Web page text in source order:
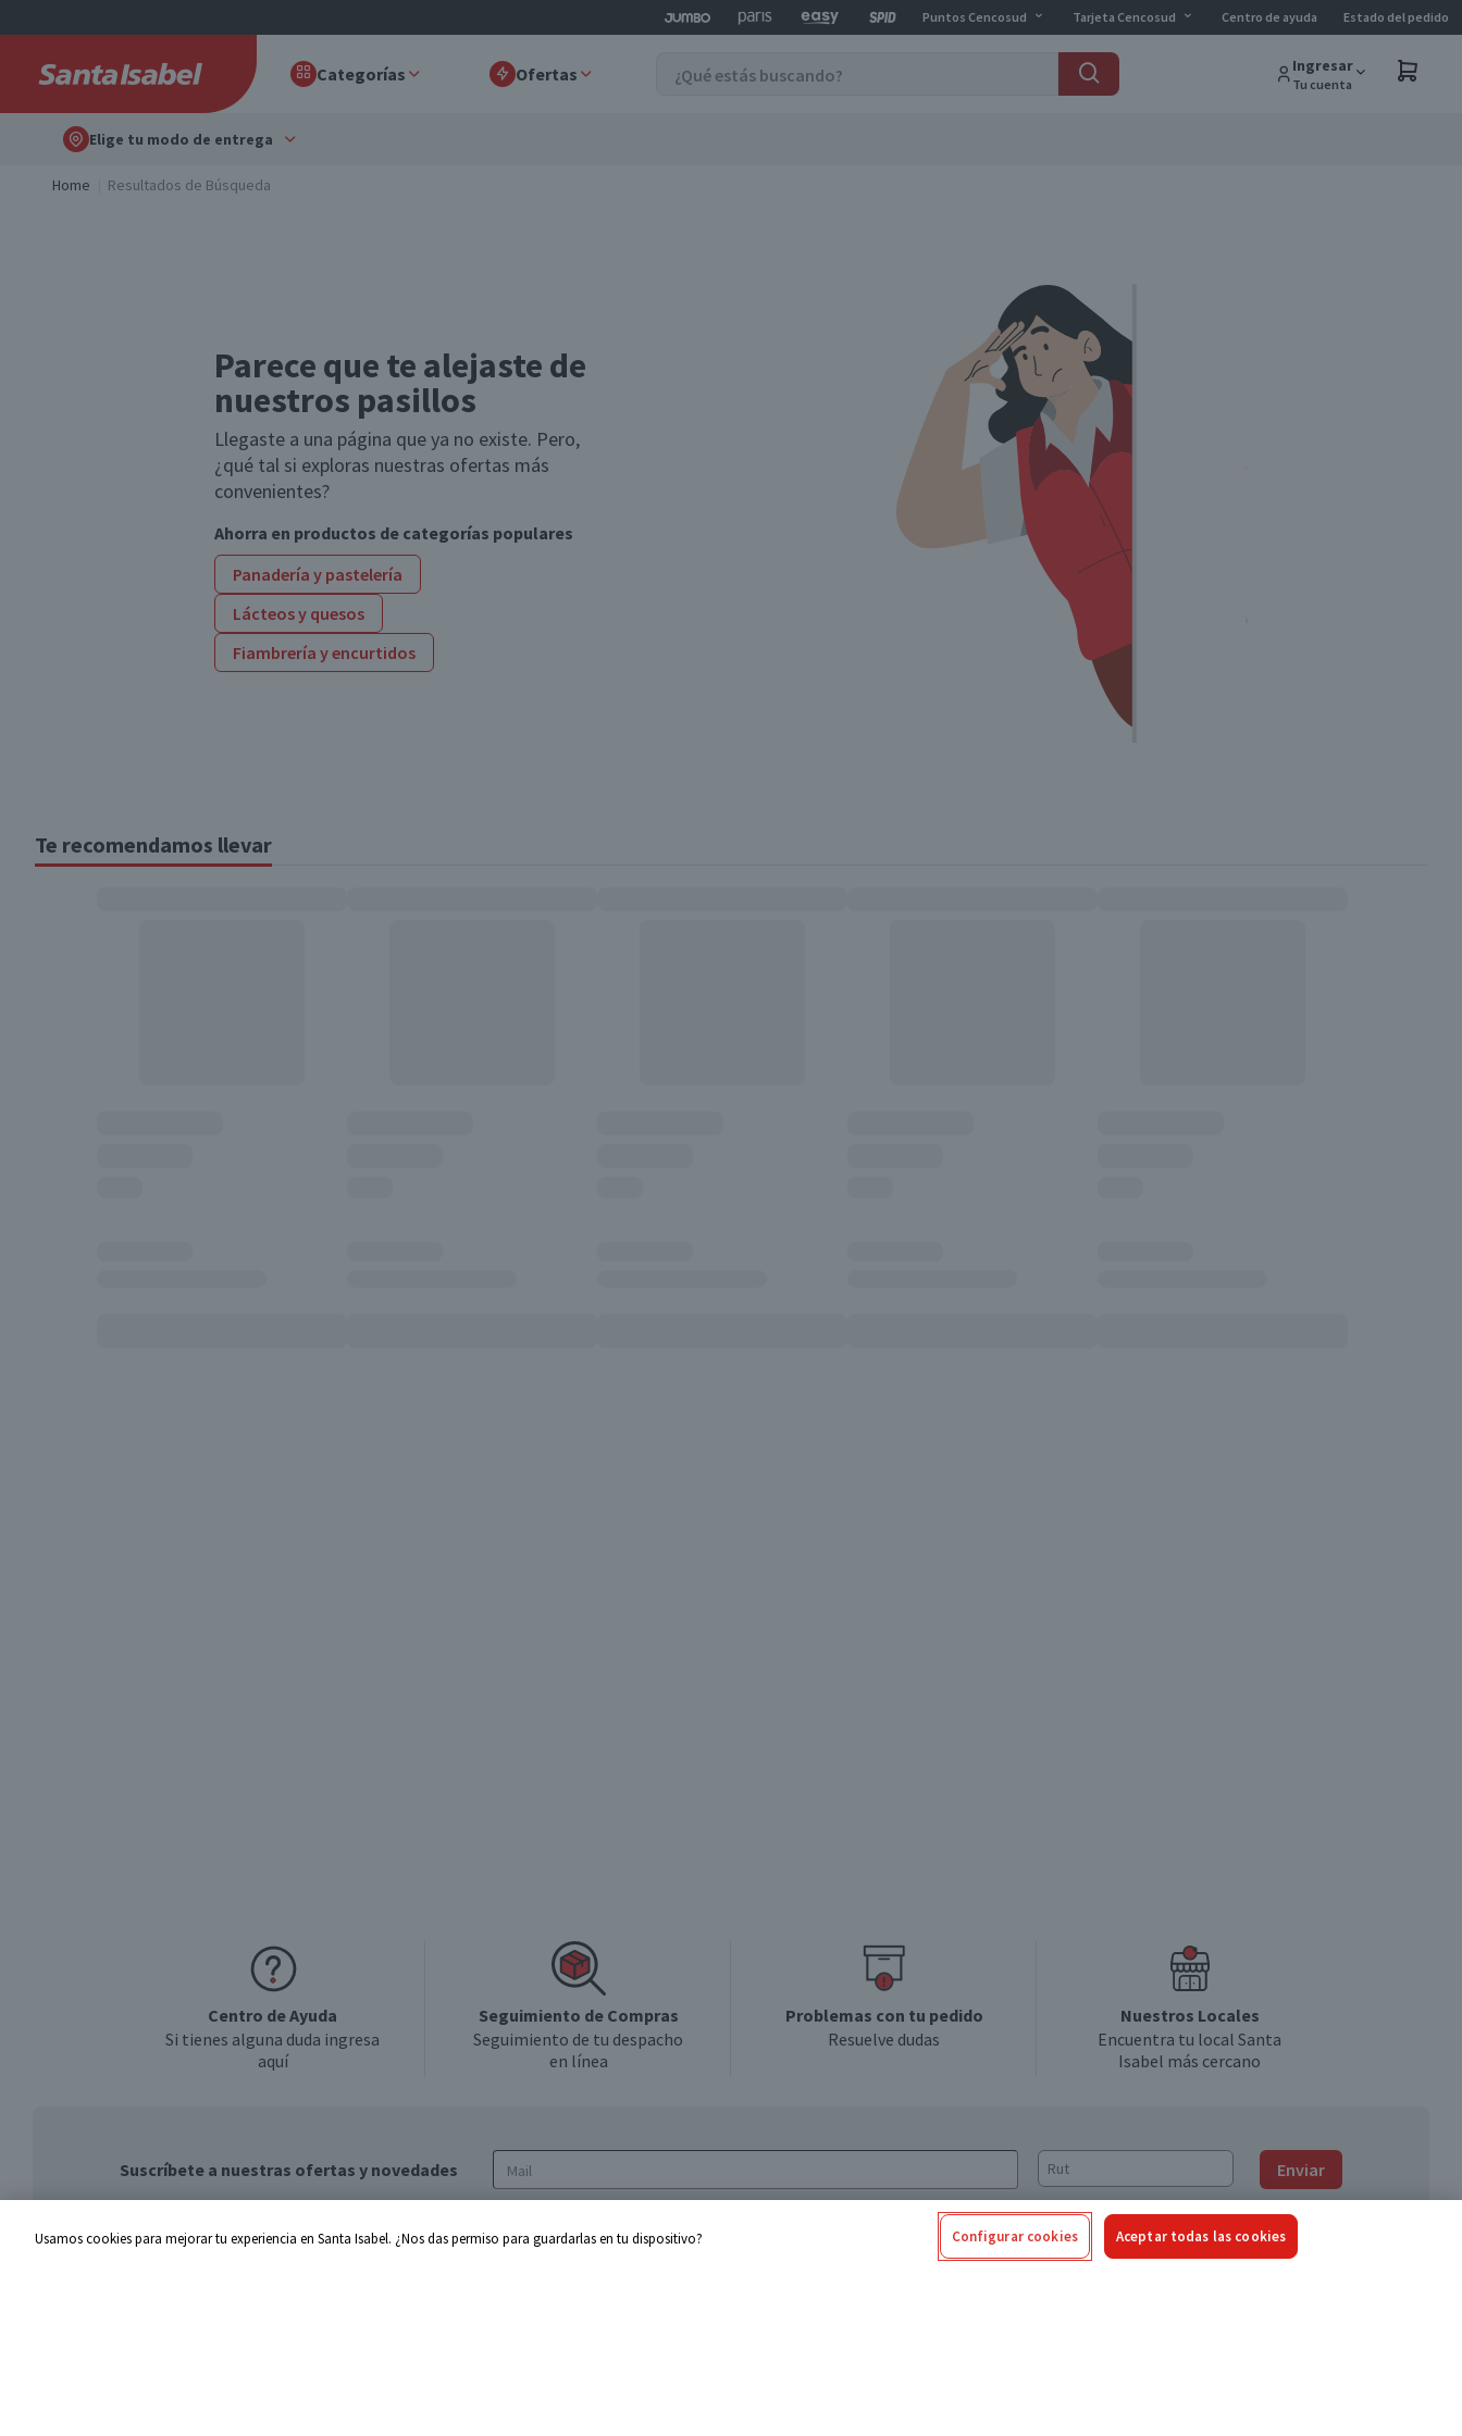
Puntos Cencosud Tarjeta Cencosud Centro de ayuda Estado del pedido
Categorías Ofertas Ingresar
Tu cuenta
Elige tu modo de entrega
Home Resultados de Búsqueda
Parece que te alejaste de
nuestros pasillos
Llegaste a una página que ya no existe. Pero,
¿qué tal si exploras nuestras ofertas más
convenientes?
Ahorra en productos de categorías populares
Panadería y pastelería
Lácteos y quesos
Fiambrería y encurtidos
Te recomendamos llevar
Centro de Ayuda
Si tienes alguna duda ingresa
aquí
Seguimiento de Compras
Seguimiento de tu despacho
en línea
Problemas con tu pedido
Resuelve dudas
Nuestros Locales
Encuentra tu local Santa
Isabel más cercano
Suscríbete a nuestras ofertas y novedades Enviar
de privacidad y de tratamiento de datos
Usamos cookies para mejorar tu experiencia en Santa Isabel. ¿Nos das permiso para guardarlas en tu dispositivo? Configurar cookies Aceptar todas las cookies